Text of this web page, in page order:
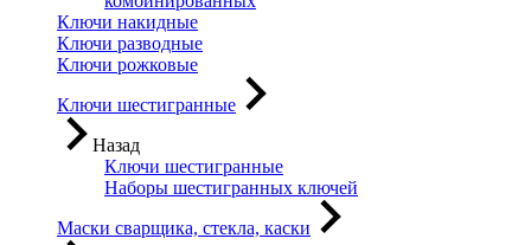
Ключи накидные
Ключи разводные
Ключи рожковые
Ключи шестигранные
Назад
Ключи шестигранные
Наборы шестигранных ключей
Маски сварщика, стекла, каски